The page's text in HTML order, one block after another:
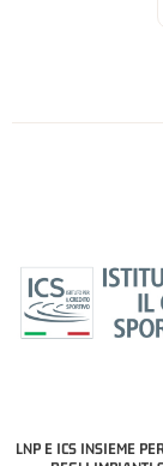
LNP E ICS INSIEME